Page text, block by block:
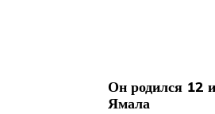
Он родился 12
Ямала